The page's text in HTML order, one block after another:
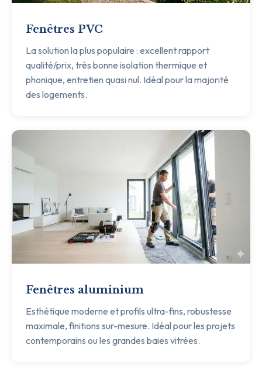
Fenêtres PVC
La solution la plus populaire : excellent rapport
qualité/prix, très bonne isolation thermique et
phonique, entretien quasi nul. Idéal pour la majorité
des logements.
Fenêtres aluminium
Esthétique moderne et profils ultra-fins, robustesse
maximale, finitions sur-mesure. Idéal pour les projets
contemporains ou les grandes baies vitrées.